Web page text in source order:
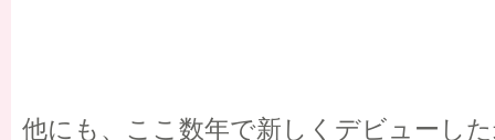
他にも、ここ数年で新しくデビューし